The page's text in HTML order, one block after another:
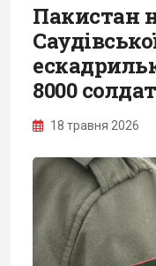
Пакистан
8000
18 травня 2026